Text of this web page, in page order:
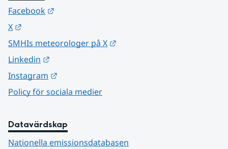
Facebook
X
SMHIs meteorologer på X
Linkedin
Instagram
Policy för sociala medier
Datavärdskap
Nationella emissionsdatabasen